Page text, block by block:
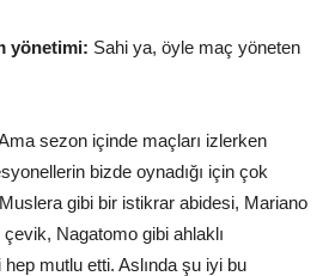
yönetimi: Sahi ya, öyle maç yöneten
sezon içinde maçları izlerken
bizde oynadığı için çok
gibi bir istikrar abidesi, Mariano
Nagatomo gibi ahlaklı
mutlu etti. Aslında şu iyi bu